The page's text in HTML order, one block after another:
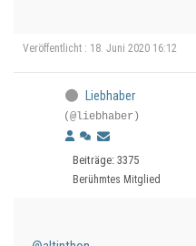
Veröffentlicht : 18. Juni 2020 16:12
Liebhaber
(@liebhaber)
Beiträge: 3375
Berühmtes Mitglied